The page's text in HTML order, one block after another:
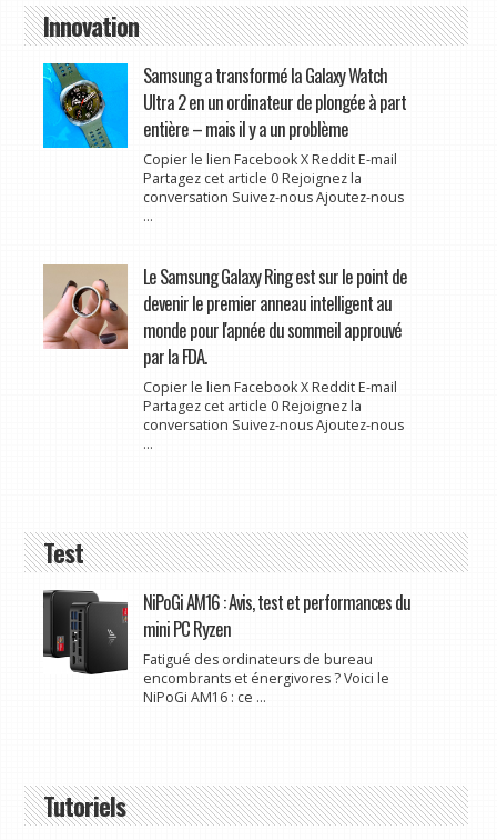
Innovation
Samsung a transformé la Galaxy Watch
Ultra 2 en un ordinateur de plongée à part
entière – mais il y a un problème
Copier le lien Facebook X Reddit E-mail
Partagez cet article 0 Rejoignez la
conversation Suivez-nous Ajoutez-nous
...
Le Samsung Galaxy Ring est sur le point de
devenir le premier anneau intelligent au
monde pour l'apnée du sommeil approuvé
par la FDA.
Copier le lien Facebook X Reddit E-mail
Partagez cet article 0 Rejoignez la
conversation Suivez-nous Ajoutez-nous
...
Test
NiPoGi AM16 : Avis, test et performances du
mini PC Ryzen
Fatigué des ordinateurs de bureau
encombrants et énergivores ? Voici le
NiPoGi AM16 : ce ...
Tutoriels